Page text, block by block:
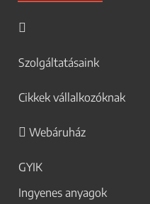
Szolgáltatásaink
Cikkek vállalkozóknak
Webáruház
GYIK
Ingyenes anyagok